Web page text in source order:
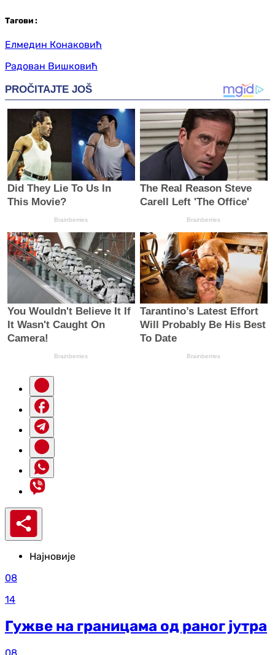
Тагови :
Елмедин Конаковић
Радован Вишковић
Најновије
08
14
Гужве на границама од раног јутра
08